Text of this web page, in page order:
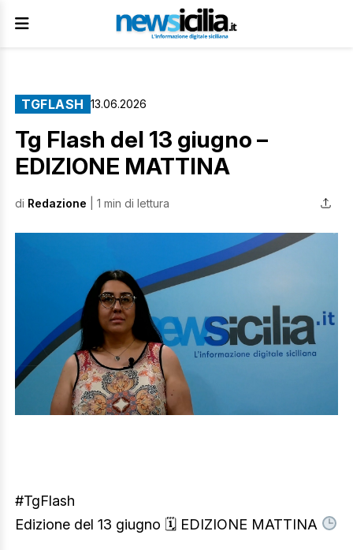
TGFLASH 13.06.2026
Tg Flash del 13 giugno –
EDIZIONE MATTINA
di Redazione | 1 min di lettura
#TgFlash
Edizione del 13 giugno 🗓 EDIZIONE MATTINA